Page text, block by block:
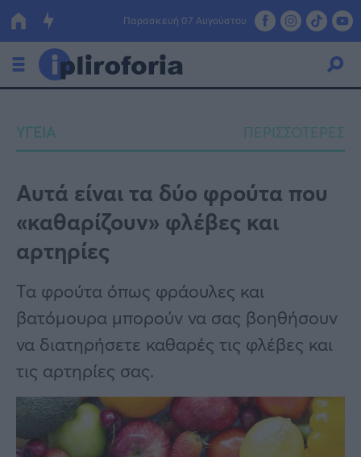
Παρασκευή 07 Αυγούστου
Οικονομία
Πολιτική
Τράπεζες
Επιδοτήσεις
ΕΣΠΑ
Κόσμος
Lifestyle
Αθλητικά
Υγεία
Γυναίκα
Καιρός
ΥΓΕΙΑ ΠΕΡΙΣΣΟΤΕΡΕΣ
Αυτά είναι τα δύο φρούτα που
«καθαρίζουν» φλέβες και
αρτηρίες
Τα φρούτα όπως φράουλες και
βατόμουρα μπορούν να σας βοηθήσουν
να διατηρήσετε καθαρές τις φλέβες και
τις αρτηρίες σας.